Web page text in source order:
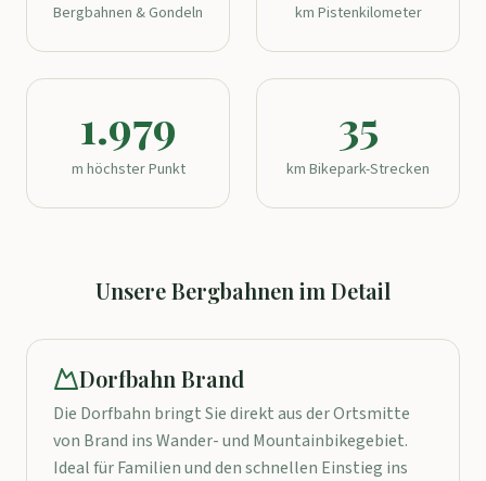
Bergbahnen & Gondeln km Pistenkilometer
1.979
m höchster Punkt
35
km Bikepark-Strecken
Unsere Bergbahnen im Detail
Dorfbahn Brand
Die Dorfbahn bringt Sie direkt aus der Ortsmitte
von Brand ins Wander- und Mountainbikegebiet.
Ideal für Familien und den schnellen Einstieg ins